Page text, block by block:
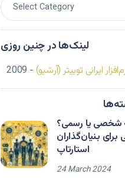
لینک‌ها در چنین روزی
ایرانی توییتر (آرشیو) - 2009
شخصی یا رسمی؟
برای بنیان‌گذاران
استارتاپ
24 March 2024